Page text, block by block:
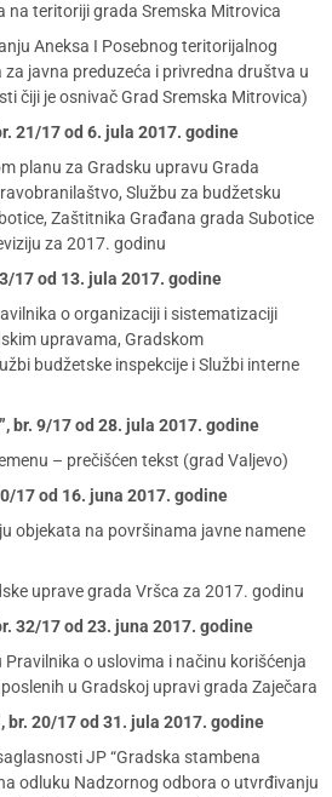
na teritoriji grada Sremska Mitrovica
Aneksa I Posebnog teritorijalnog
javna preduzeća i privredna društva u
čiji je osnivač Grad Sremska Mitrovica)
21/17 od 6. jula 2017. godine
planu za Gradsku upravu Grada
Službu za budžetsku
Zaštitnika Građana grada Subotice
za 2017. godinu
17 od 13. jula 2017. godine
o organizaciji i sistematizaciji
upravama, Gradskom
budžetske inspekcije i Službi interne
br. 9/17 od 28. jula 2017. godine
– prečišćen tekst (grad Valjevo)
17 od 16. juna 2017. godine
objekata na površinama javne namene
uprave grada Vršca za 2017. godinu
32/17 od 23. juna 2017. godine
o uslovima i načinu korišćenja
u Gradskoj upravi grada Zaječara
br. 20/17 od 31. jula 2017. godine
JP “Gradska stambena
odluku Nadzornog odbora o utvrđivanju